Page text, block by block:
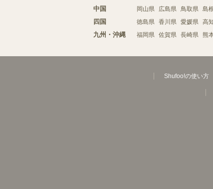
中国 岡山県 広島県 鳥取県 島
四国 徳島県 香川県 愛媛県 高
九州・沖縄 福岡県 佐賀県 長崎県 熊
Shufoo!の使い方